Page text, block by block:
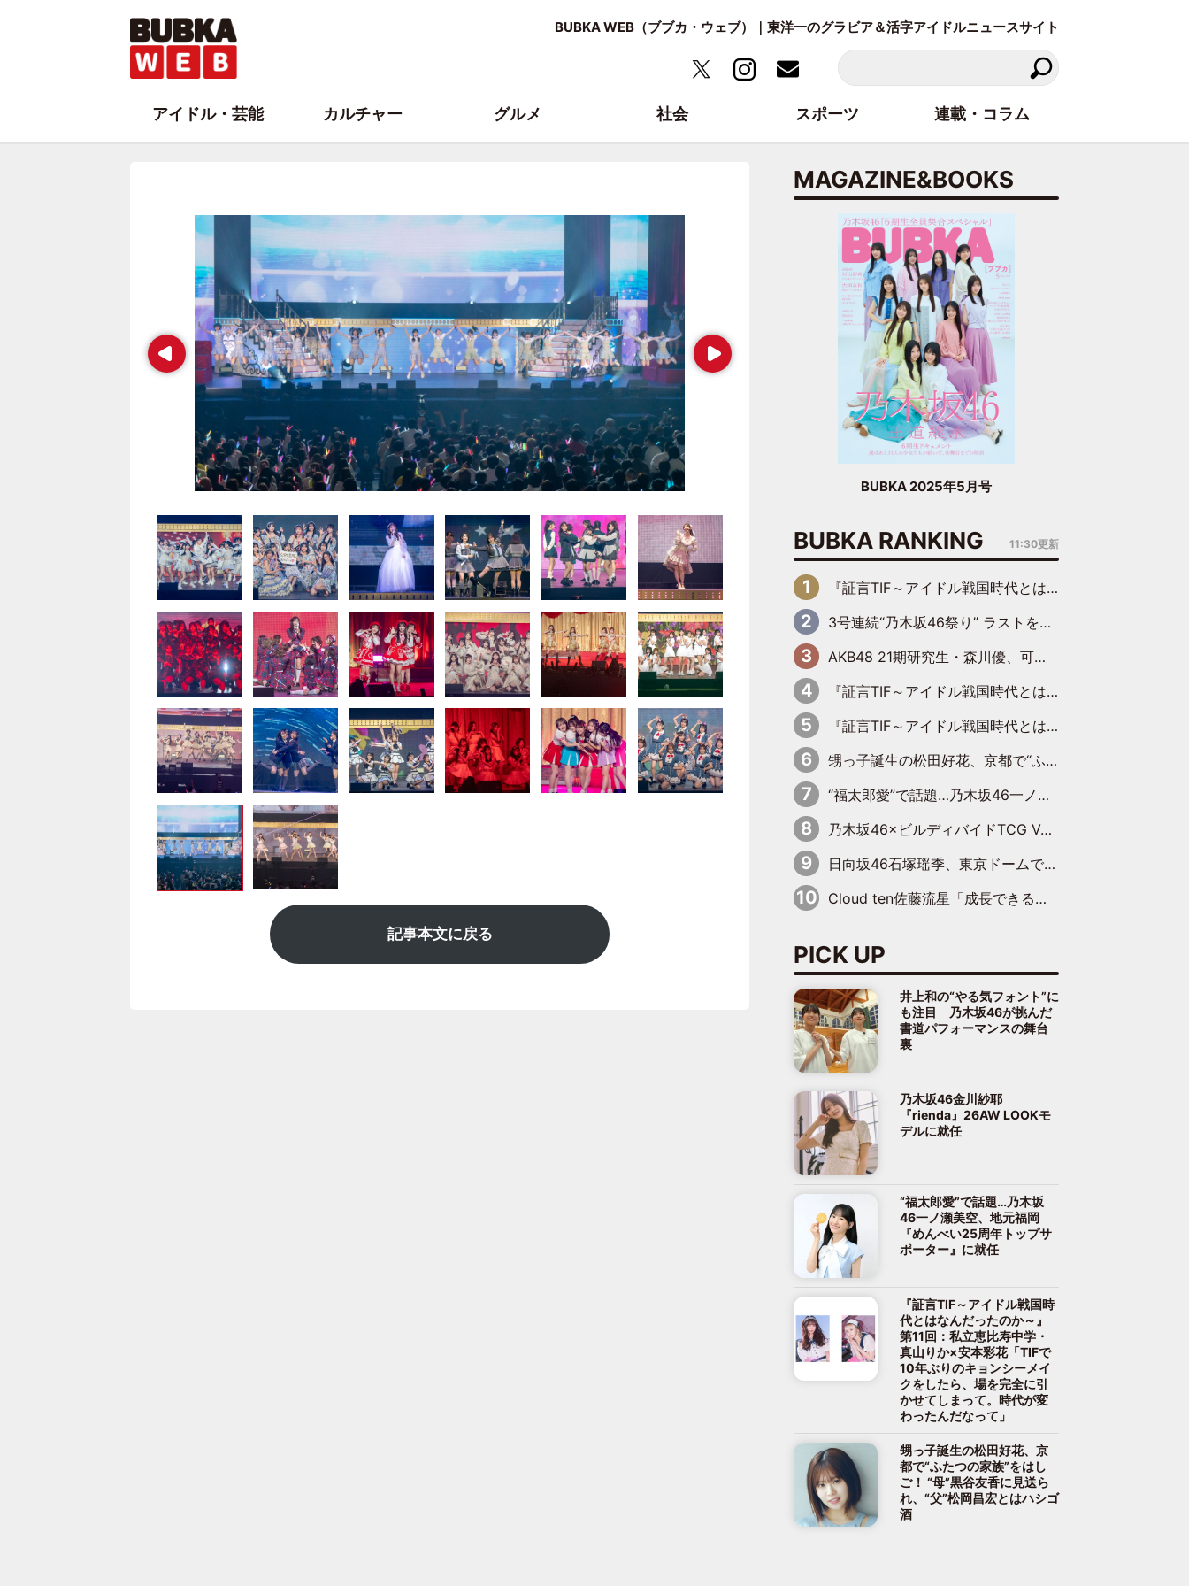
BUBKA WEB（ブブカ・ウェブ）｜東洋一のグラビア＆活字アイドルニュースサイト
Prev Next
記事本文に戻る
MAGAZINE&BOOKS
BUBKA 2025年5月号
BUBKA RANKING 11:30更新
『証言TIF～アイドル戦国時代とはなんだったのか～』第6回：でんぱ組.inc・古川未鈴×相沢梨紗「『ハロプロやりたかったな』って言ったら、夢眠ねむさんに『てめえはでんぱ組．incなんだよ！』って肩パンされて(笑)」
3号連続“乃木坂46祭り” ラストを飾るのは賀喜遥香…5年ぶりの登場に「5年分大人になった私を見ていただけたら」
AKB48 21期研究生・森川優、可愛さもある大人の女性に
『証言TIF～アイドル戦国時代とはなんだったのか～』第11回：私立恵比寿中学・真山りか×安本彩花「TIFで10年ぶりのキョンシーメイクをしたら、場を完全に引かせてしまって。時代が変わったんだなって」
『証言TIF～アイドル戦国時代とはなんだったのか～』第10回：さくら学院・武藤彩未×飯田らうら「正直、中3で辞めるというのを信じてなくて。そう言われてはいたけど、嘘でしょって」
甥っ子誕生の松田好花、京都で“ふたつの家族”をはしご！ “母”黒谷友香に見送られ、“父”松岡昌宏とはハシゴ酒
“福太郎愛”で話題…乃木坂46一ノ瀬美空、地元福岡『めんべい25周年トップサポーター』に就任
乃木坂46×ビルディバイドTCG Vol.2公開 賀喜遥香＆田村真佑が『京まふ』ステージに登壇
日向坂46石塚瑶季、東京ドームで“観戦バレ”！ ナイツ・塙も認めた「巨人に詳しすぎるアイドル」は元VENUSスクール生で杉内コーチ推し⁉
Cloud ten佐藤流星「成長できる余地がたくさん」、本田高優「何度見ても飽きない公演に」
PICK UP
井上和の“やる気フォント”に
も注目 乃木坂46が挑んだ
書道パフォーマンスの舞台
裏
乃木坂46金川紗耶
『rienda』26AW LOOKモ
デルに就任
“福太郎愛”で話題…乃木坂
46一ノ瀬美空、地元福岡
『めんべい25周年トップサ
ポーター』に就任
『証言TIF～アイドル戦国時
代とはなんだったのか～』
第11回：私立恵比寿中学・
真山りか×安本彩花「TIFで
10年ぶりのキョンシーメイ
クをしたら、場を完全に引
かせてしまって。時代が変
わったんだなって」
甥っ子誕生の松田好花、京
都で“ふたつの家族”をはし
ご！ “母”黒谷友香に見送ら
れ、“父”松岡昌宏とはハシゴ
酒
アイドル・芸能 カルチャー グルメ 社会 スポーツ 連載・コラム